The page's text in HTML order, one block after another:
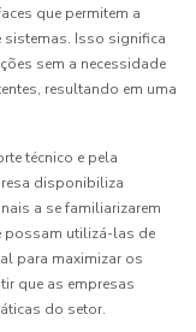
que permitem a
sistemas. Isso significa
sem a necessidade
resultando em uma
técnico e pela
disponibiliza
a se familiarizarem
possam utilizá-las de
para maximizar os
que as empresas
do setor.